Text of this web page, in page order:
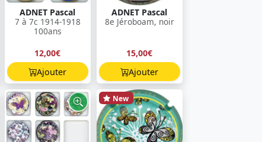
ADNET Pascal
7 à 7c 1914-1918
100ans
12,00€
Ajouter
ADNET Pascal
8e Jéroboam, noir
15,00€
Ajouter
New